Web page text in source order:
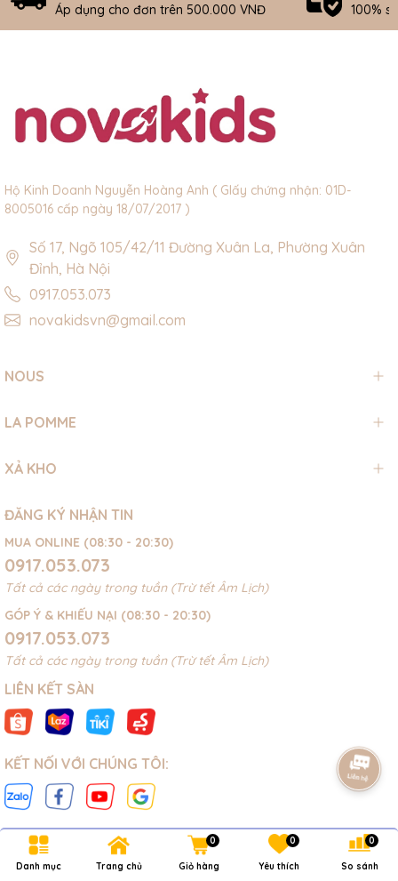
Áp dụng cho đơn trên 500.000 VNĐ 100%
Hộ Kinh Doanh Nguyễn Hoàng Anh ( GIấy chứng nhận: 01D-
8005016 cấp ngày 18/07/2017 )
Số 17, Ngõ 105/42/11 Đường Xuân La, Phường Xuân
Đỉnh, Hà Nội
0917.053.073
novakidsvn@gmail.com
NOUS
LA POMME
XẢ KHO
ĐĂNG KÝ NHẬN TIN
MUA ONLINE (08:30 - 20:30)
0917.053.073
Tất cả các ngày trong tuần (Trừ tết Âm Lịch)
GÓP Ý & KHIẾU NẠI (08:30 - 20:30)
0917.053.073
Tất cả các ngày trong tuần (Trừ tết Âm Lịch)
LIÊN KẾT SÀN
KẾT NỐI VỚI CHÚNG TÔI:
Bản quyền thuộc về NOVAKIDS
Danh mục Trang chủ Giỏ hàng
0
Yêu thích
0
So sánh
0